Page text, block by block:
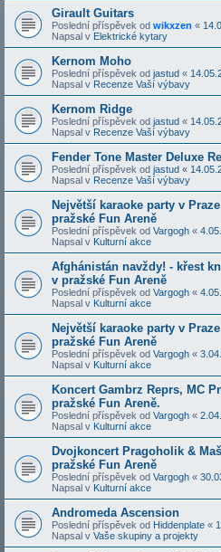
Girault Guitars
Poslední příspěvek od wikxzen «
Napsal v Elektrické kytary
Kernom Moho
Poslední příspěvek od jastud «
Napsal v Recenze Vaší výbavy
Kernom Ridge
Poslední příspěvek od jastud «
Napsal v Recenze Vaší výbavy
Fender Tone Master Deluxe
Poslední příspěvek od jastud «
Napsal v Recenze Vaší výbavy
Největší karaoke party v
pražské Fun Areně
Poslední příspěvek od Vargogh «
Napsal v Kulturní akce
Afghánistán navždy! - křest
v pražské Fun Areně
Poslední příspěvek od Vargogh «
Napsal v Kulturní akce
Největší karaoke party v
pražské Fun Areně
Poslední příspěvek od Vargogh «
Napsal v Kulturní akce
Koncert Gambrz Reprs, MC
pražské Fun Areně.
Poslední příspěvek od Vargogh «
Napsal v Kulturní akce
Dvojkoncert Pragoholik &
pražské Fun Areně
Poslední příspěvek od Vargogh «
Napsal v Kulturní akce
Andromeda Ascension
Poslední příspěvek od Hiddenplate «
Napsal v Vaše skupiny a projekty